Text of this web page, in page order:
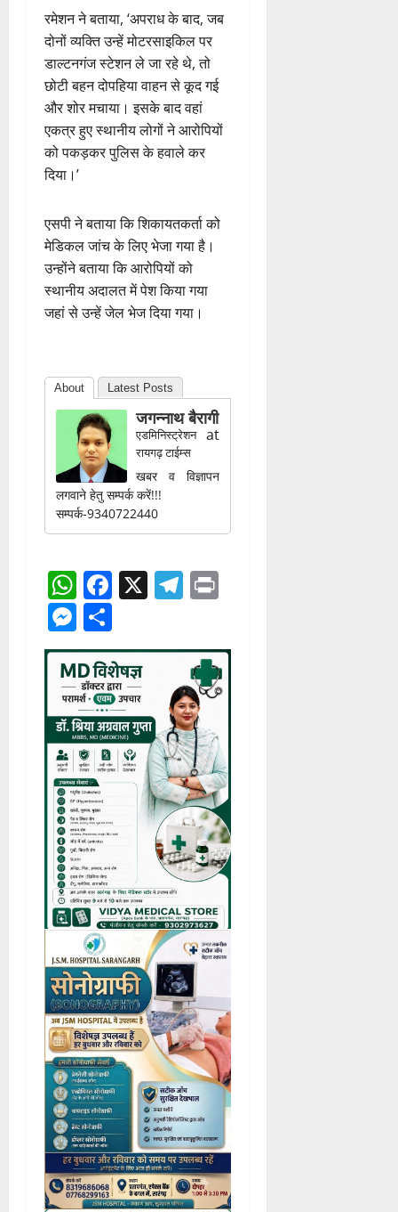
रमेशन ने बताया, ‘अपराध के बाद, जब
दोनों व्यक्ति उन्हें मोटरसाइकिल पर
डाल्टनगंज स्टेशन ले जा रहे थे, तो
छोटी बहन दोपहिया वाहन से कूद गई
और शोर मचाया। इसके बाद वहां
एकत्र हुए स्थानीय लोगों ने आरोपियों
को पकड़कर पुलिस के हवाले कर
दिया।’
एसपी ने बताया कि शिकायतकर्ता को
मेडिकल जांच के लिए भेजा गया है।
उन्होंने बताया कि आरोपियों को
स्थानीय अदालत में पेश किया गया
जहां से उन्हें जेल भेज दिया गया।
About Latest Posts
जगन्नाथ बैरागी
एडमिनिस्ट्रेशनat
रायगढ़ टाईम्स
खबर व विज्ञापन
लगवाने हेतु सम्पर्क करें!!!
सम्पर्क-9340722440
WhatsApp
Facebook
X Telegram
Messenger